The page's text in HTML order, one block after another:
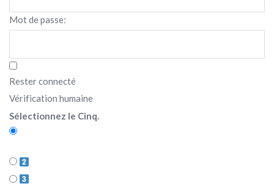
Mot de passe:
Rester connecté
Vérification humaine
Sélectionnez le Cinq.